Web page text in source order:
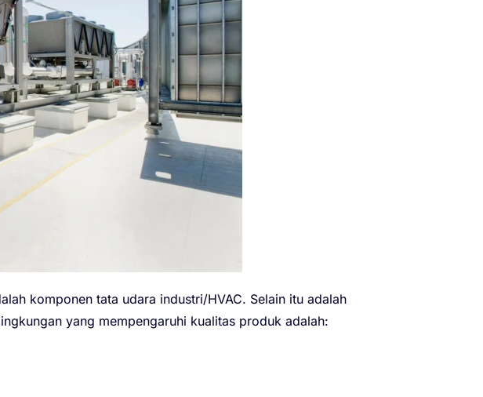
komponen tata udara industri/HVAC. Selain itu adalah
yang mempengaruhi kualitas produk adalah: